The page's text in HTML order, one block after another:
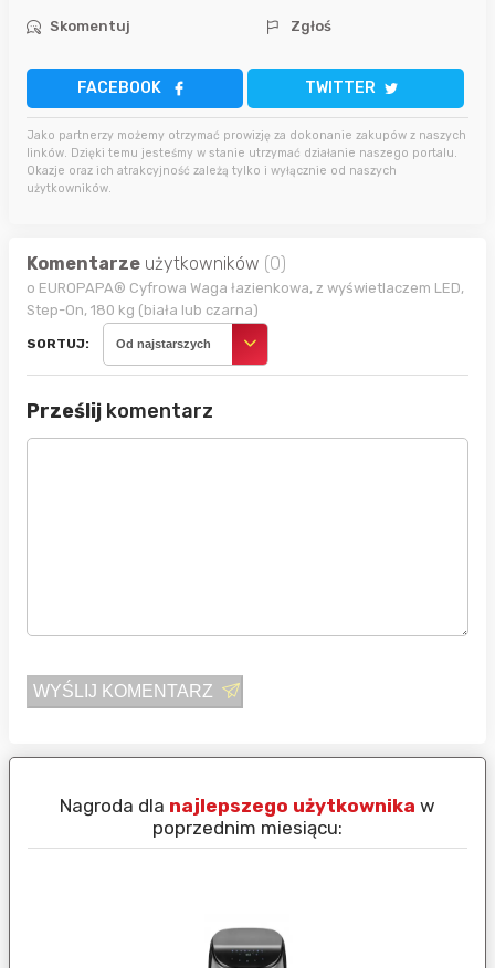
Skomentuj Zgłoś
FACEBOOK TWITTER
Jako partnerzy możemy otrzymać prowizję za dokonanie zakupów z naszych
linków. Dzięki temu jesteśmy w stanie utrzymać działanie naszego portalu.
Okazje oraz ich atrakcyjność zależą tylko i wyłącznie od naszych
użytkowników.
Komentarze użytkowników (0)
o EUROPAPA® Cyfrowa Waga łazienkowa, z wyświetlaczem LED,
Step-On, 180 kg (biała lub czarna)
SORTUJ: Od najstarszych
Prześlij komentarz
WYŚLIJ KOMENTARZ
Nagroda dla najlepszego użytkownika w
poprzednim miesiącu: